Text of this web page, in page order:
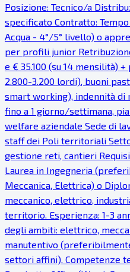
Posizione: Tecnico/a
specificato Contratto:
Acqua - 4°/5° livello) o
per profili junior
e € 35.100 (su 14 mensilità)
2.800-3.200 lordi), buoni
smart working), indennità
fino a 1 giorno/settimana,
welfare aziendale Sede di
staff dei Poli territoriali
gestione reti, cantieri
Laurea in Ingegneria
Meccanica, Elettrica) o
meccanico, elettrico,
territorio. Esperienza: 1-3
degli ambiti: elettrico,
manutentivo
settori affini). Competenze